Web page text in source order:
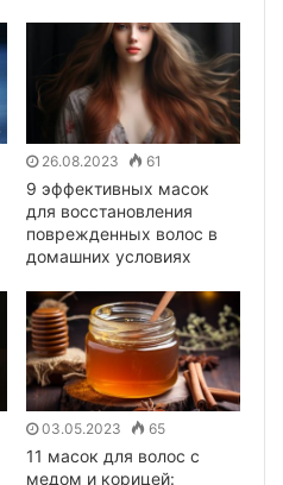
26.08.2023 61
9 эффективных масок
для восстановления
поврежденных волос в
домашних условиях
03.05.2023 65
11 масок для волос с
медом и корицей: